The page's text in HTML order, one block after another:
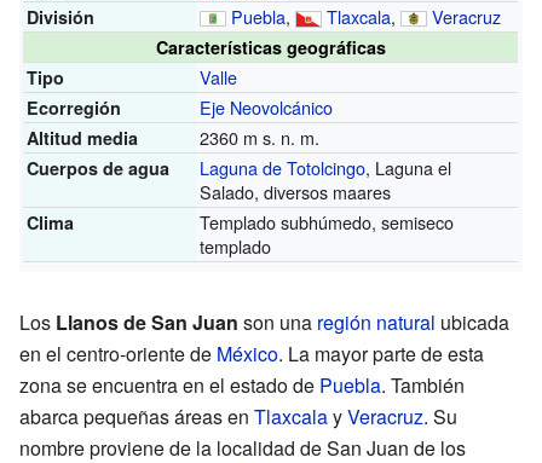
División Puebla, Tlaxcala, Veracruz
Características geográficas
Tipo
Valle
Ecorregión Eje Neovolcánico
Altitud media 2360 m s. n. m.
Cuerpos de agua Laguna de Totolcingo, Laguna el
Salado, diversos maares
Clima
Templado subhúmedo, semiseco
templado
Los Llanos de San Juan son una región natural ubicada
en el centro-oriente de México. La mayor parte de esta
zona se encuentra en el estado de Puebla. También
abarca pequeñas áreas en TlaxcalayVeracruz. Su
nombre proviene de la localidad de San Juan de los